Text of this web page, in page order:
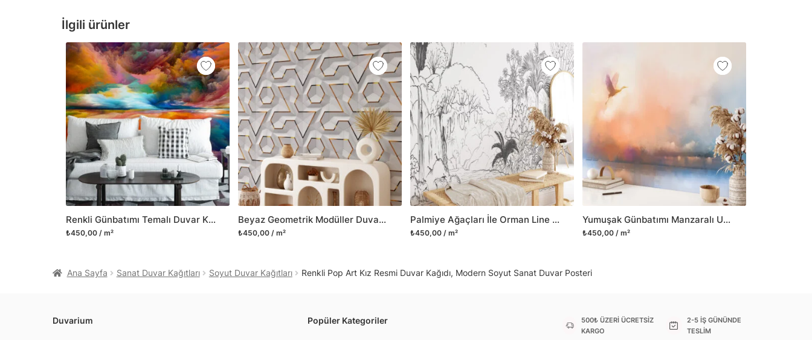
İlgili ürünler
Renkli Günbatımı Temalı Duvar Kağıdı, Hızlı Oda Yenileme için Duvar Posteri
₺450,00 / m²
Beyaz Geometrik Modüller Duvar Posteri, Modern Duvar Dekorasyonu için Özel Ölçü Duvar Kağıdı
₺450,00 / m²
Palmiye Ağaçları İle Orman Line Art Duvar Kağıdı, Doğa Severler için Şık Duvar Posteri
₺450,00 / m²
Yumuşak Günbatımı Manzaralı Uçan Kuşlu Duvar Kağıdı, Huzurlu Duvar Posteri, Yatak Odası veya Oturma Odası için 3D Duvar Kağıdı
₺450,00 / m²
yapışkanlı folyolarımız da geniş kullanım amacına sahiptir. Bu
folyolar sayesinde masa, çekmece, dolap kapakları gibi
mobilyalarınıza ilk günkü gibi yeni bir görünüm kazandırabilirsiniz.
Yüzeyi düz olan cam dahil her türlü yüzeye yapışabilen ve suya
dayanıklı yapışkanlı folyo modellerimizi ilgili kategoride
bulabilirsiniz.
Duvarium, yalnızca bu ürünlerle sınırlı kalmayıp aynı zamanda
kanvas tablo gibi çeşitli duvar dekorasyon ürünlerinin de üretimini
ve satışını yapmaktadır. Duvar tasarımının önemini biliyor ve evin en
kritik dekorasyon alanı olduğunu kabul ediyoruz. Bu nedenle ürün
yelpazemizi sürekli genişletiyor ve trendlere ayak uydurmanın yanı
sıra yeni trendlerin oluşumunda da öncü rol üstleniyoruz.
Herhangi bir soru ya da sorununuz olursa bizimle iletişime
geçebilirsiniz.
Ana Sayfa Sanat Duvar Kağıtları Soyut Duvar Kağıtları Renkli Pop Art Kız Resmi Duvar Kağıdı, Modern Soyut Sanat Duvar Posteri
Duvarium Popüler Kategoriler
500₺ ÜZERİ ÜCRETSİZ
KARGO
2-5 İŞ GÜNÜNDE
TESLİM